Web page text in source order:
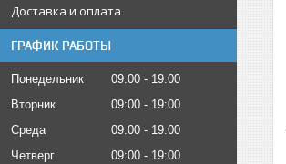
Доставка и оплата
ГРАФИК РАБОТЫ
Понедельник 09:00
19:00
Вторник
09:00
19:00
Среда
09:00
19:00
Четверг
09:00
19:00